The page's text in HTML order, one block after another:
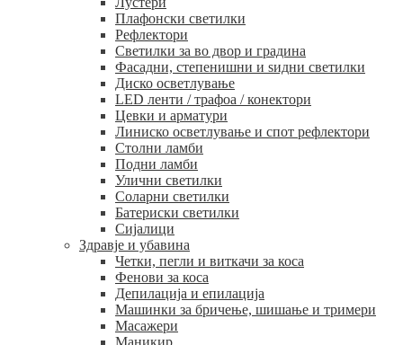
Плафонски светилки
Рефлектори
Светилки за во двор и градина
Фасадни, степенишни и ѕидни светилки
Диско осветлување
LED ленти / трафоа / конектори
Цевки и арматури
Линиско осветлување и спот рефлектори
Столни ламби
Подни ламби
Улични светилки
Соларни светилки
Батериски светилки
Сијалици
Здравје и убавина
Четки, пегли и виткачи за коса
Фенови за коса
Депилација и епилација
Машинки за бричење, шишање и тримери
Масажери
Маникир